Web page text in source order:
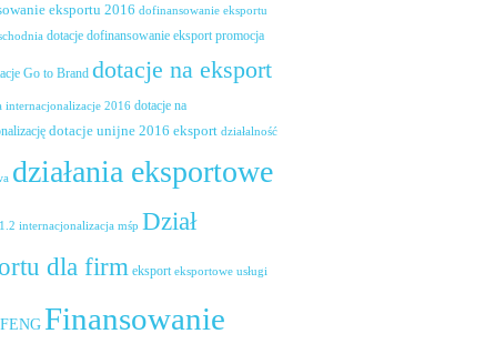
eksportu 2016 dofinansowanie eksportu
dotacje dofinansowanie eksport promocja
Go to Brand dotacje na eksport
internacjonalizacje 2016 dotacje na
dotacje unijne 2016 eksport działalność
działania eksportowe
internacjonalizacja mśp Dział
dla firm eksport eksportowe usługi
FENG Finansowanie